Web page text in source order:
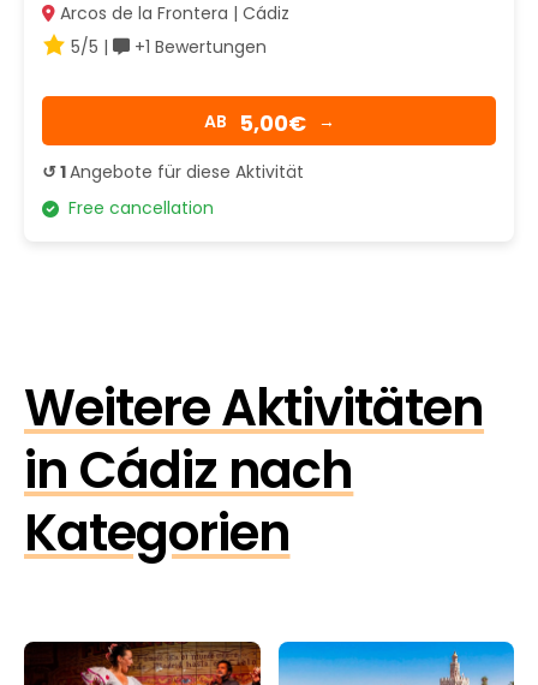
Arcos de la Frontera | Cádiz
5/5 |
+1 Bewertungen
AB 5,00€ →
↺ 1Angebote für diese Aktivität
Free cancellation
Weitere Aktivitäten
in Cádiz nach
Kategorien